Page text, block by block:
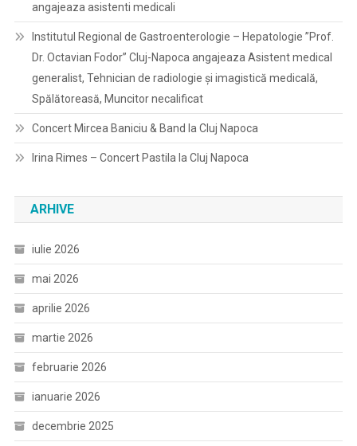
angajeaza asistenti medicali
Institutul Regional de Gastroenterologie – Hepatologie ”Prof.
Dr. Octavian Fodor” Cluj-Napoca angajeaza Asistent medical
generalist, Tehnician de radiologie și imagistică medicală,
Spălătoreasă, Muncitor necalificat
Concert Mircea Baniciu & Band la Cluj Napoca
Irina Rimes – Concert Pastila la Cluj Napoca
ARHIVE
iulie 2026
mai 2026
aprilie 2026
martie 2026
februarie 2026
ianuarie 2026
decembrie 2025